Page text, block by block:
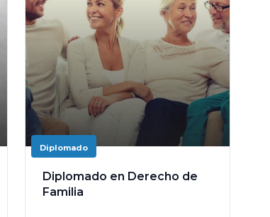
Diplomado
Diplomado en Derecho de
Familia